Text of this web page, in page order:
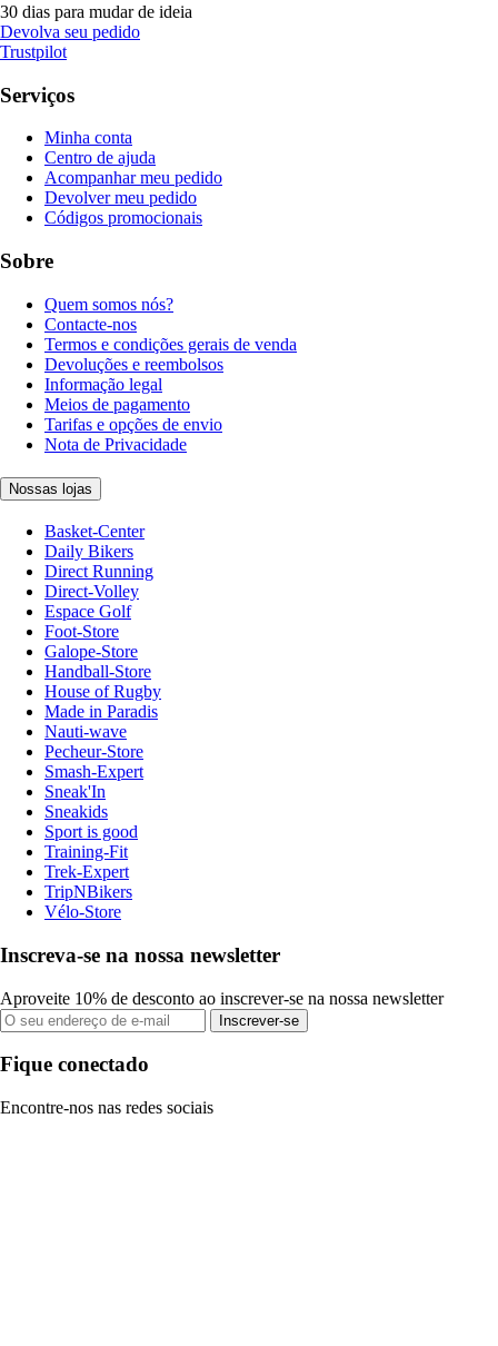
30 dias para mudar de ideia
Devolva seu pedido
Trustpilot
Serviços
Minha conta
Centro de ajuda
Acompanhar meu pedido
Devolver meu pedido
Códigos promocionais
Sobre
Quem somos nós?
Contacte-nos
Termos e condições gerais de venda
Devoluções e reembolsos
Informação legal
Meios de pagamento
Tarifas e opções de envio
Nota de Privacidade
Nossas lojas
Basket-Center
Daily Bikers
Direct Running
Direct-Volley
Espace Golf
Foot-Store
Galope-Store
Handball-Store
House of Rugby
Made in Paradis
Nauti-wave
Pecheur-Store
Smash-Expert
Sneak'In
Sneakids
Sport is good
Training-Fit
Trek-Expert
TripNBikers
Vélo-Store
Inscreva-se na nossa newsletter
Aproveite 10% de desconto ao inscrever-se na nossa newsletter
Inscrever-se
Fique conectado
Encontre-nos nas redes sociais